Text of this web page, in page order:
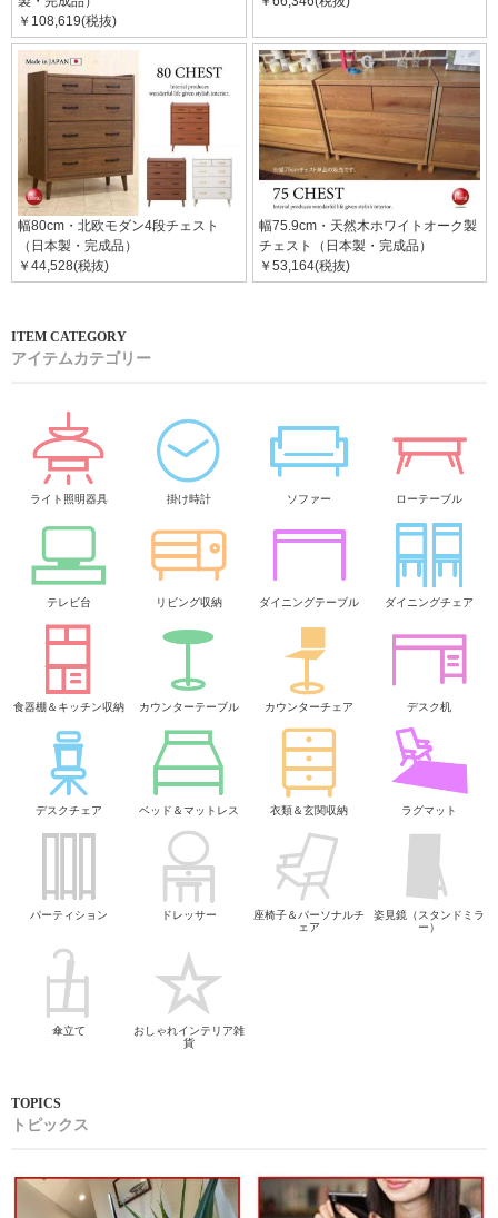
￥108,619(税抜)
幅80cm・北欧モダン4段チェスト
（日本製・完成品）
￥44,528(税抜)
幅75.9cm・天然木ホワイトオーク製
チェスト（日本製・完成品）
￥53,164(税抜)
アイテムカテゴリー
ライト照明器具 掛け時計 ソファー ローテーブル
テレビ台 リビング収納 ダイニングテーブル ダイニングチェア
食器棚＆キッチン収納 カウンターテーブル カウンターチェア デスク机
デスクチェア ベッド＆マットレス 衣類＆玄関収納 ラグマット
パーティション ドレッサー
座椅子＆パーソナルチ
ェア
姿見鏡（スタンドミラ
ー）
傘立て
おしゃれインテリア雑
貨
トピックス